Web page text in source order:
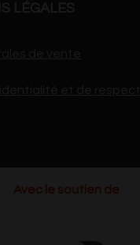
Avec le soutien de